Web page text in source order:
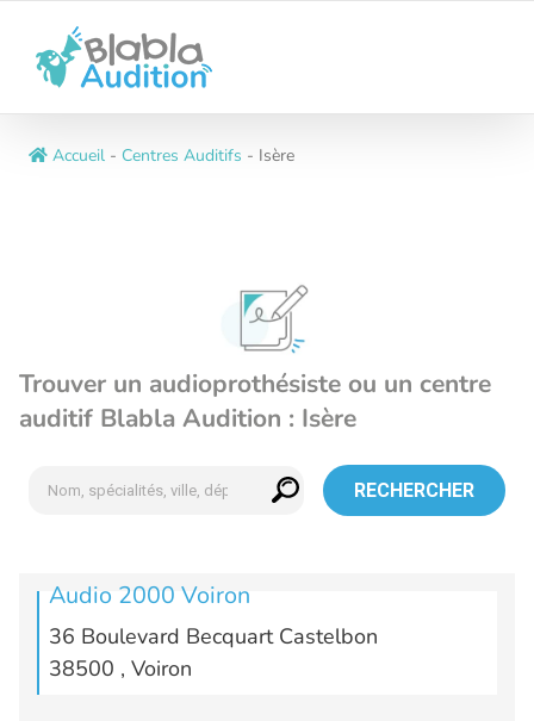
contenu
Accueil - Centres Auditifs - Isère
Trouver un audioprothésiste ou un centre
auditif Blabla Audition : Isère
RECHERCHER
Audio 2000 Voiron
36 Boulevard Becquart Castelbon
38500 , Voiron